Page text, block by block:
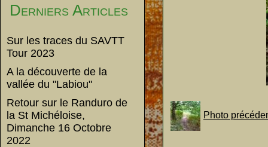
Derniers Articles
Sur les traces du SAVTT
Tour 2023
A la découverte de la
vallée du "Labiou"
Retour sur le Randuro de
la St Michéloise,
Dimanche 16 Octobre
2022
Photo